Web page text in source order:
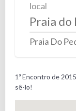
local
Praia do
Praia Do
1º Encontro de
sê-lo!